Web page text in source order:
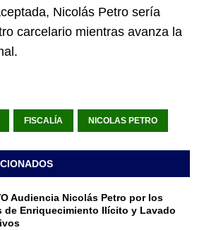
Nicolás Petro sería
carcelario mientras avanza la
FISCALÍA NICOLAS PETRO
Audiencia Nicolás Petro por los
de Enriquecimiento Ilícito y Lavado